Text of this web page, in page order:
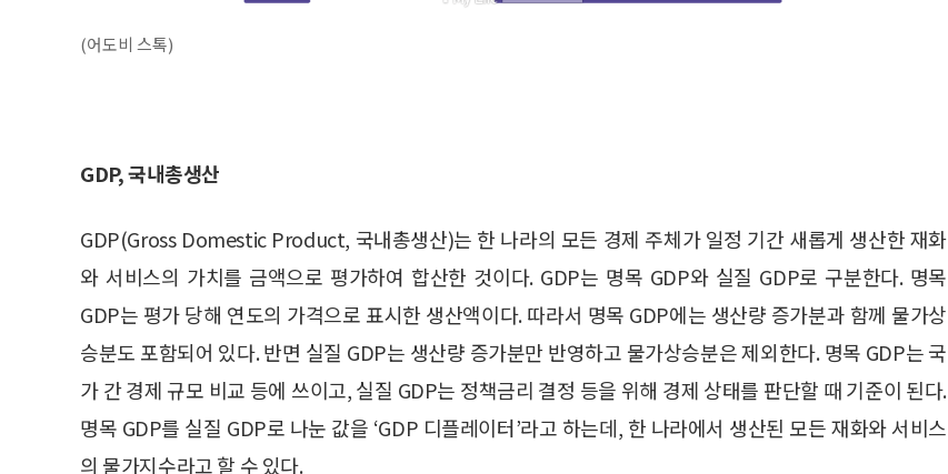
(어도비 스톡)
GDP, 국내총생산
GDP(Gross Domestic Product, 국내총생산)는 한 나라의 모든 경제 주체가 일정 기간 새롭게 생산한 재화
와 서비스의 가치를 금액으로 평가하여 합산한 것이다. GDP는 명목 GDP와 실질 GDP로 구분한다. 명목
GDP는 평가 당해 연도의 가격으로 표시한 생산액이다. 따라서 명목 GDP에는 생산량 증가분과 함께 물가상
승분도 포함되어 있다. 반면 실질 GDP는 생산량 증가분만 반영하고 물가상승분은 제외한다. 명목 GDP는 국
가 간 경제 규모 비교 등에 쓰이고, 실질 GDP는 정책금리 결정 등을 위해 경제 상태를 판단할 때 기준이 된다.
명목 GDP를 실질 GDP로 나눈 값을 ‘GDP 디플레이터’라고 하는데, 한 나라에서 생산된 모든 재화와 서비스
의 물가지수라고 할 수 있다.